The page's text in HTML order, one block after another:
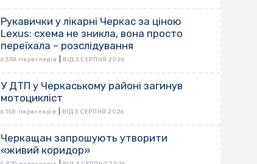
Рукавички у лікарні Черкас за ціною
Lexus: схема не зникла, вона просто
переїхала – розслідування
6 338 переглядів ВІД 3 СЕРПНЯ 2026
У ДТП у Черкаському районі загинув
мотоцикліст
6 158 переглядів ВІД 3 СЕРПНЯ 2026
Черкащан запрошують утворити
«живий коридор»